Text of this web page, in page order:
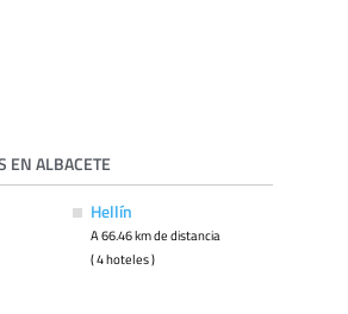
EN ALBACETE
Hellín
A 66.46 km de distancia
( 4 hoteles )